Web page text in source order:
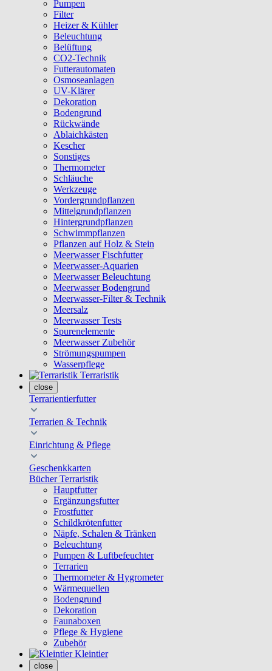
Pumpen
Filter
Heizer & Kühler
Beleuchtung
Belüftung
CO2-Technik
Futterautomaten
Osmoseanlagen
UV-Klärer
Dekoration
Bodengrund
Rückwände
Ablaichkästen
Kescher
Sonstiges
Thermometer
Schläuche
Werkzeuge
Vordergrundpflanzen
Mittelgrundpflanzen
Hintergrundpflanzen
Schwimmpflanzen
Pflanzen auf Holz & Stein
Meerwasser Fischfutter
Meerwasser-Aquarien
Meerwasser Beleuchtung
Meerwasser Bodengrund
Meerwasser-Filter & Technik
Meersalz
Meerwasser Tests
Spurenelemente
Meerwasser Zubehör
Strömungspumpen
Wasserpflege
Terraristik
close
Terrarientierfutter
Terrarien & Technik
Einrichtung & Pflege
Geschenkkarten
Bücher Terraristik
Hauptfutter
Ergänzungsfutter
Frostfutter
Schildkrötenfutter
Näpfe, Schalen & Tränken
Beleuchtung
Pumpen & Luftbefeuchter
Terrarien
Thermometer & Hygrometer
Wärmequellen
Bodengrund
Dekoration
Faunaboxen
Pflege & Hygiene
Zubehör
Kleintier
close